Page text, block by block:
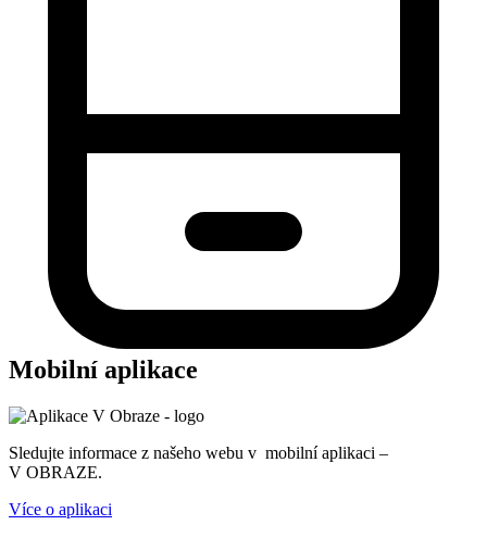
Mobilní aplikace
Sledujte informace z našeho webu v mobilní aplikaci –
V OBRAZE.
Více o aplikaci